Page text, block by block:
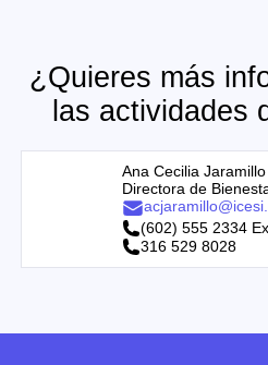
¿Quieres más
las actividades
Ana Cecilia Jaramillo
Directora de
(602) 555 2334
316 529 8028